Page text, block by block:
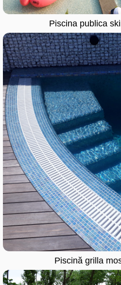
Piscina publica
Piscină grilla